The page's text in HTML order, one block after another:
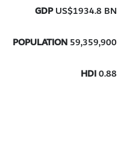
GDPUS$1934.8 BN
POPULATION59,359,900
HDI0.88